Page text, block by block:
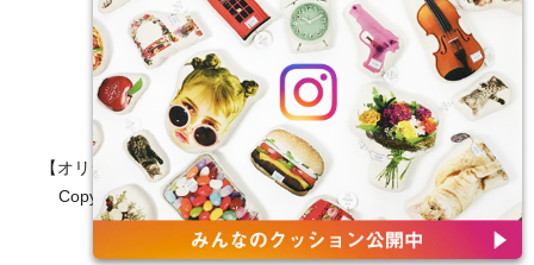
【オリジナル/オーダーメイド/うちの子/クッション/ポーチ】
Copyright (C) 2017 sing thing sing. All Rights Reserved.